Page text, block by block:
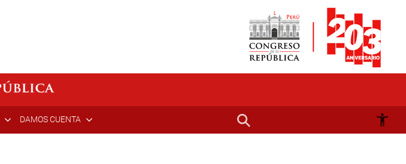
DAMOS CUENTA